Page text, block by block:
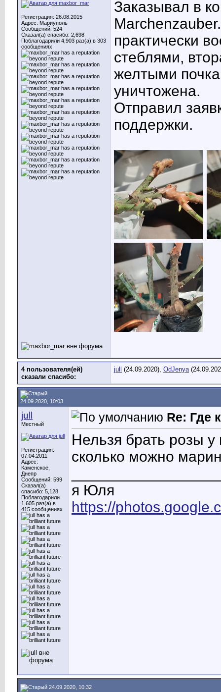
Регистрация: 26.08.2015
Адрес: Мариуполь
Сообщений: 524
Сказал(а) спасибо: 2,698
Поблагодарили 4,903 раз(а) в 303
сообщениях
Заказывал в
практически
стеблями,
желтыми
уничтожена.
Отправил
поддержки.
4 пользователя(ей)
сказали cпасибо:
jull (24.09.2020), OdJenya
24.09.2020, 10:03
jull
Местный
Регистрация:
07.04.2011
Адрес:
Каменское,
Днепр
Сообщений: 599
Сказал(а)
спасибо: 5,128
Поблагодарили
1,605 раз(а) в
415 сообщениях
Re: Где
Нельзя брать розы
сколько можно
я Юля
https://
24.09.2020, 10:32